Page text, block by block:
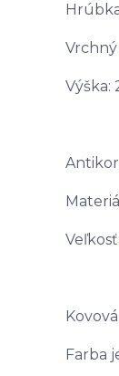
Výška:
Farba